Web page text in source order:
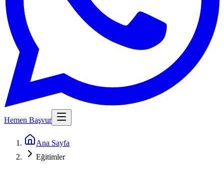
Hemen Başvur
Ana Sayfa
Eğitimler